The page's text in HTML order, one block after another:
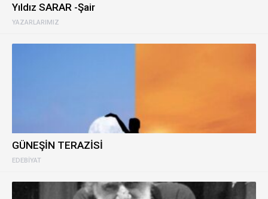
YAZARLARIMIZ
Yıldız SARAR -Şair
EDEBIYAT
GÜNEŞİN TERAZİSİ